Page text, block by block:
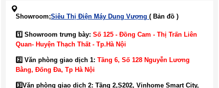
Showroom;Siêu Thị Điện Máy Dung Vượng ( Bản đồ )
1️⃣ Showroom trưng bày: Số 125 - Đồng Cam - Thị Trấn Liên
Quan- Huyện Thạch Thất - Tp.Hà Nội
2️⃣ Văn phòng giao dịch 1: Tầng 6, Số 128 Nguyễn Lương
Bằng, Đống Đa, Tp Hà Nội
3️⃣Văn phòng giao dịch 2: Tầng 2,S202, Vinhome Smart City,